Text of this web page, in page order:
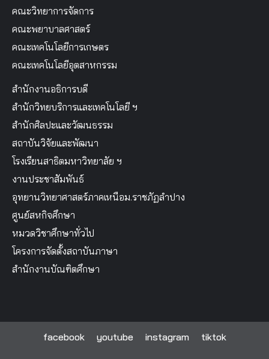
คณะวิทยาการจัดการ
คณะพยาบาลศาสตร์
คณะเทคโนโลยีการเกษตร
คณะเทคโนโลยีอุตสาหกรรม
สำนักงานอธิการบดี
สำนักวิทยบริการและเทคโนโลยี ฯ
สำนักศิลปะและวัฒนธรรม
สถาบันวิจัยและพัฒนา
โรงเรียนสาธิตมหาวิทยาลัย ฯ
งานประชาสัมพันธ์
อุทยานวิทยาศาสตร์ภาคเหนือม.ราชภัฏลำปาง
ศูนย์สหกิจศึกษา
หมวดวิชาศึกษาทั่วไป
โครงการจัดตั้งสถาบันภาษา
สำนักงานบัณฑิตศึกษา
facebook youtube instagram tiktok